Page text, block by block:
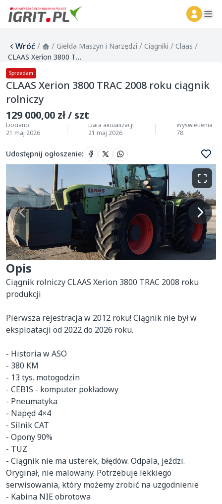
Wróć/ / Giełda Maszyn i Narzędzi / Ciągniki / Claas /
CLAAS Xerion 3800 TRAC 2008 roku ciągnik rolniczy
Sprzedam
CLAAS Xerion 3800 TRAC 2008 roku ciągnik
rolniczy
129 000,00 zł / szt
Dodano
21 maj 2026
Data aktualizacji
21 maj 2026
Wyświetlenia
78
Udostępnij ogłoszenie:
Opis
Ciągnik rolniczy CLAAS Xerion 3800 TRAC 2008 roku
produkcji
Pierwsza rejestracja w 2012 roku! Ciągnik nie był w
eksploatacji od 2022 do 2026 roku.
- Historia w ASO
- 380 KM
- 13 tys. motogodzin
- CEBIS - komputer pokładowy
- Pneumatyka
- Napęd 4×4
- Silnik CAT
- Opony 90%
- TUZ
- Ciągnik nie ma usterek, błędów. Odpala, jeździ.
Oryginał, nie malowany. Potrzebuje lekkiego
serwisowania, który możemy zrobić na uzgodnienie
- Kabina NIE obrotowa